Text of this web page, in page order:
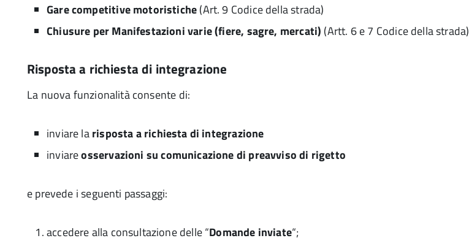
Gare competitive motoristiche(Art. 9 Codice della strada)
Chiusure per Manifestazioni varie (fiere, sagre, mercati) (Artt. 6 e 7 Codice della strada)
Risposta a richiesta di integrazione
La nuova funzionalità consente di:
inviare larisposta a richiesta di integrazione
inviareosservazioni su comunicazione di preavviso di rigetto
e prevede i seguenti passaggi:
accedere alla consultazione delle “Domande inviate“;